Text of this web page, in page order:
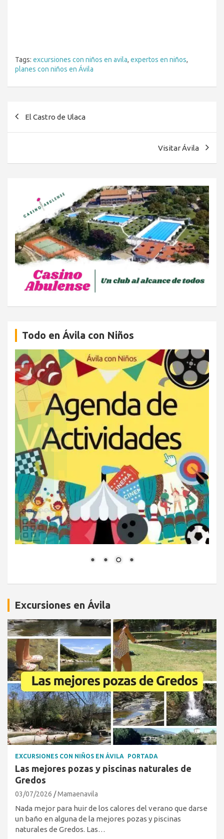
Tags: excursiones con niños en avila, expertos en niños,
planes con niños en Ávila
El Castro de Ulaca
Visitar Ávila
Todo en Ávila con Niños
Excursiones en Ávila
EXCURSIONES CON NIÑOS EN ÁVILA PORTADA
Las mejores pozas y piscinas naturales de
Gredos
03/07/2026 Mamaenavila
Nada mejor para huir de los calores del verano que darse
un baño en alguna de la mejores pozas y piscinas
naturales de Gredos. Las…